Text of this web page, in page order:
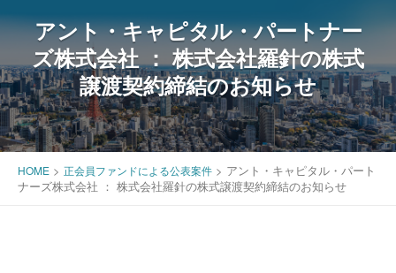
アント・キャピタル・パートナー
ズ株式会社 ： 株式会社羅針の株式
譲渡契約締結のお知らせ
HOME > 正会員ファンドによる公表案件 > アント・キャピタル・パート
ナーズ株式会社 ： 株式会社羅針の株式譲渡契約締結のお知らせ